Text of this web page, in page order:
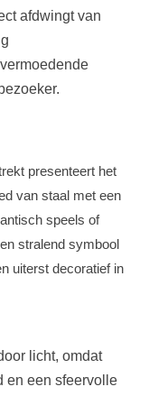
afdwingt van
presenteert het
van staal met een
speels of
stralend symbool
uiterst decoratief in
licht, omdat
en een sfeervolle